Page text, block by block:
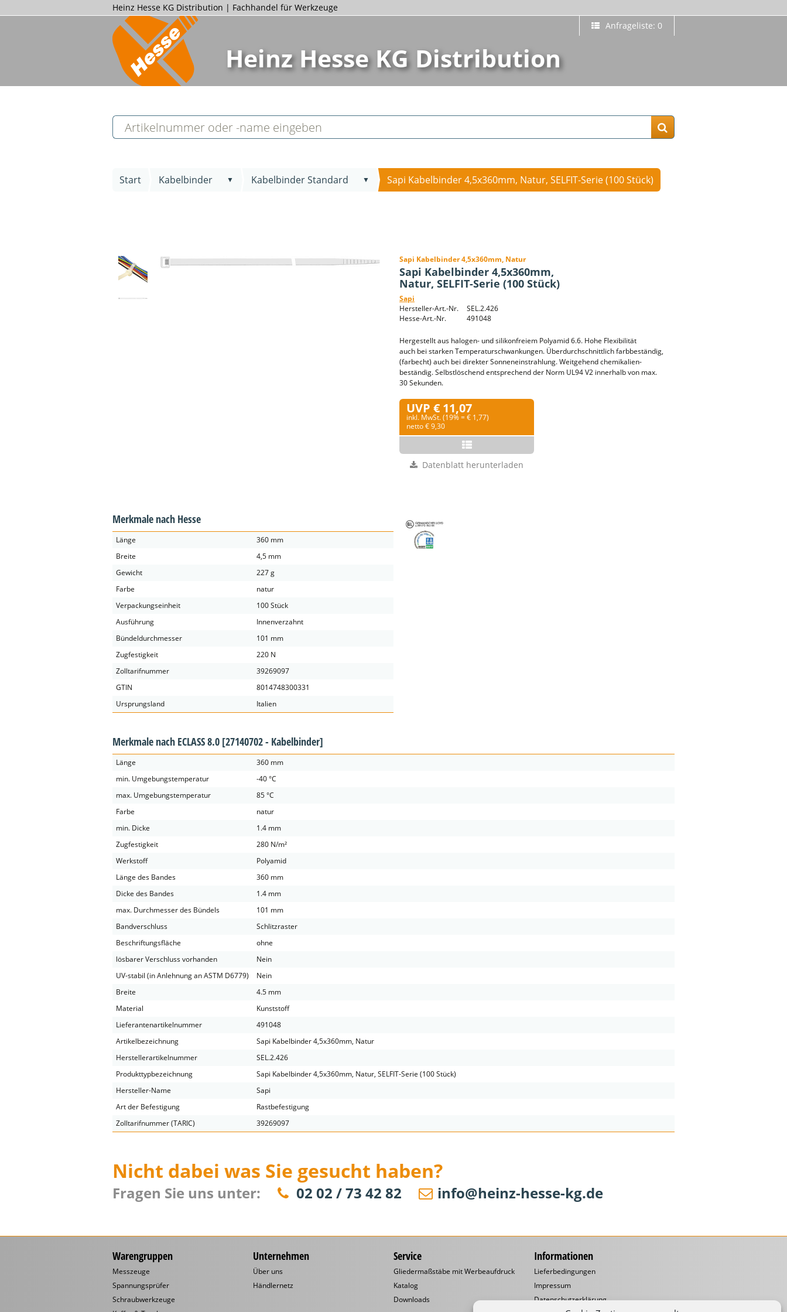
Heinz Hesse KG Distribution | Fachhandel für Werkzeuge
Anfrageliste: 0
Heinz Hesse KG Distribution
Start Kabelbinder ▼ Kabelbinder Standard ▼ Sapi Kabelbinder 4,5x360mm, Natur, SELFIT-Serie (100 Stück)
Sapi Kabelbinder 4,5x360mm, Natur
Sapi Kabelbinder 4,5x360mm,
Natur, SELFIT-Serie (100 Stück)
Sapi
Hersteller-Art.-Nr.
SEL.2.426
Hesse-Art.-Nr.
491048
Hergestellt aus halogen- und silikonfreiem Polyamid 6.6. Hohe Flexibilität
auch bei starken Temperaturschwankungen. Überdurchschnittlich farbbeständig,
(farbecht) auch bei direkter Sonneneinstrahlung. Weitgehend chemikalien-
beständig. Selbstlöschend entsprechend der Norm UL94 V2 innerhalb von max.
30 Sekunden.
UVP € 11,07
inkl. MwSt. (19% = € 1,77)
netto € 9,30
Datenblatt herunterladen
Merkmale nach Hesse
Länge
360 mm
Breite
4,5 mm
Gewicht
227 g
Farbe
natur
Verpackungseinheit
100 Stück
Ausführung
Innenverzahnt
Bündeldurchmesser
101 mm
Zugfestigkeit
220 N
Zolltarifnummer
39269097
GTIN
8014748300331
Ursprungsland
Italien
Merkmale nach ECLASS 8.0 [27140702 - Kabelbinder]
Länge
360 mm
min. Umgebungstemperatur
-40 °C
max. Umgebungstemperatur
85 °C
Farbe
natur
min. Dicke
1.4 mm
Zugfestigkeit
280 N/m²
Werkstoff
Polyamid
Länge des Bandes
360 mm
Dicke des Bandes
1.4 mm
max. Durchmesser des Bündels
101 mm
Bandverschluss
Schlitzraster
Beschriftungsfläche
ohne
lösbarer Verschluss vorhanden
Nein
UV-stabil (in Anlehnung an ASTM D6779)
Nein
Breite
4.5 mm
Material
Kunststoff
Lieferantenartikelnummer
491048
Artikelbezeichnung
Sapi Kabelbinder 4,5x360mm, Natur
Herstellerartikelnummer
SEL.2.426
Produkttypbezeichnung
Sapi Kabelbinder 4,5x360mm, Natur, SELFIT-Serie (100 Stück)
Hersteller-Name
Sapi
Art der Befestigung
Rastbefestigung
Zolltarifnummer (TARIC)
39269097
Nicht dabei was Sie gesucht haben?
Fragen Sie uns unter: 02 02 / 73 42 82 info@heinz-hesse-kg.de
Warengruppen
Messzeuge
Spannungsprüfer
Schraubwerkzeuge
Unternehmen
Über uns
Händlernetz
Service
Gliedermaßstäbe mit Werbeaufdruck
Katalog
Downloads
Informationen
Lieferbedingungen
Impressum
Datenschutzerklärung